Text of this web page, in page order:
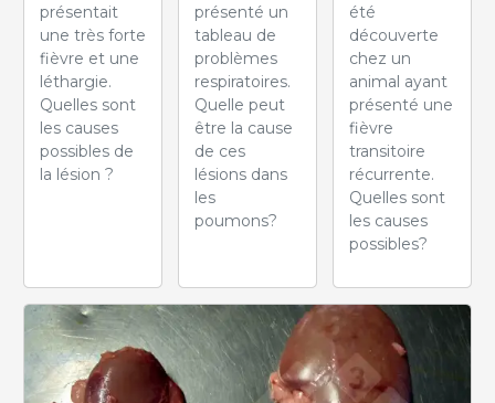
présentait
une très forte
fièvre et une
léthargie.
Quelles sont
les causes
possibles de
la lésion ?
présenté un
tableau de
problèmes
respiratoires.
Quelle peut
être la cause
de ces
lésions dans
les
poumons?
été
découverte
chez un
animal ayant
présenté une
fièvre
transitoire
récurrente.
Quelles sont
les causes
possibles?